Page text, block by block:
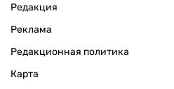
Редакция
Реклама
Редакционная политика
Карта